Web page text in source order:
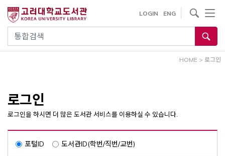
건
통합검색
LOGIN ENG
사이트내 검색
HOME > 로그인
로그인
로그인을 하시면 더 많은 도서관 서비스를 이용하실 수 있습니다.
포털ID 도서관ID(학번/직번/교번)